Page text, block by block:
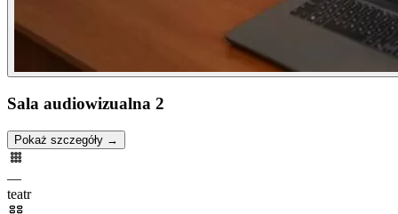
Sala audiowizualna 2
Pokaż szczegóły →
—
teatr